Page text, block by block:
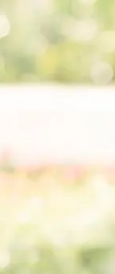
der
erhalten Sie
Vertrag
Pflegeeinrichtung.